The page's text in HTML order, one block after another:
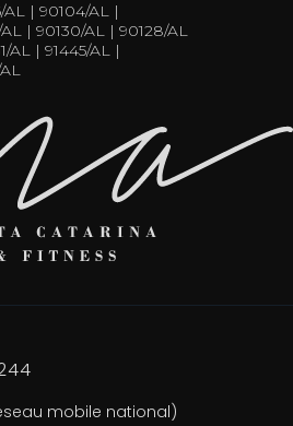
AL | 90104/AL |
AL | 90130/AL | 90128/AL
AL | 91445/AL |
mobile national)